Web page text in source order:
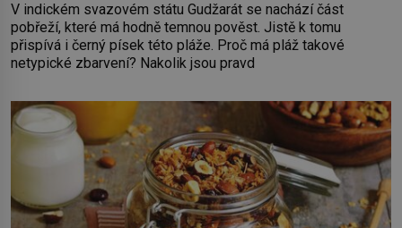
V indickém svazovém státu Gudžarát se nachází část
pobřeží, které má hodně temnou pověst. Jistě k tomu
přispívá i černý písek této pláže. Proč má pláž takové
netypické zbarvení? Nakolik jsou pravd